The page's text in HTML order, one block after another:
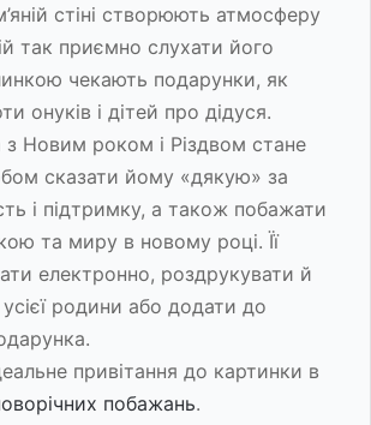
стіні створюють атмосферу
так приємно слухати його
чекають подарунки, як
онуків і дітей про дідуся.
з Новим роком і Різдвом стане
сказати йому «дякую» за
і підтримку, а також побажати
та миру в новому році. Її
електронно, роздрукувати й
усієї родини або додати до
привітання до картинки в
побажань.